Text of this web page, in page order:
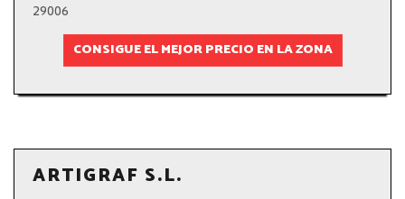
29006
CONSIGUE EL MEJOR PRECIO EN LA ZONA
ARTIGRAF S.L.